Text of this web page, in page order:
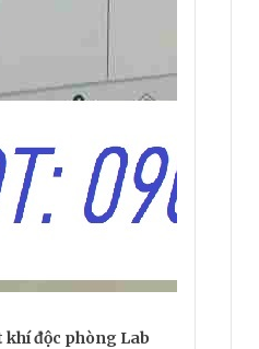
khí độc phòng Lab